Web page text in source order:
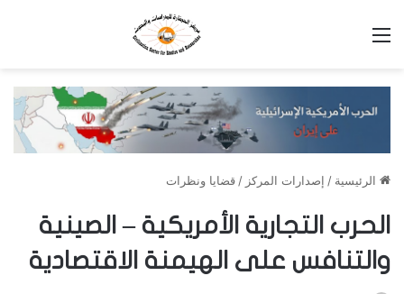
الرئيسية / إصدارات المركز / قضايا ونظرات
الحرب التجارية الأمريكية – الصينية
والتنافس على الهيمنة الاقتصادية